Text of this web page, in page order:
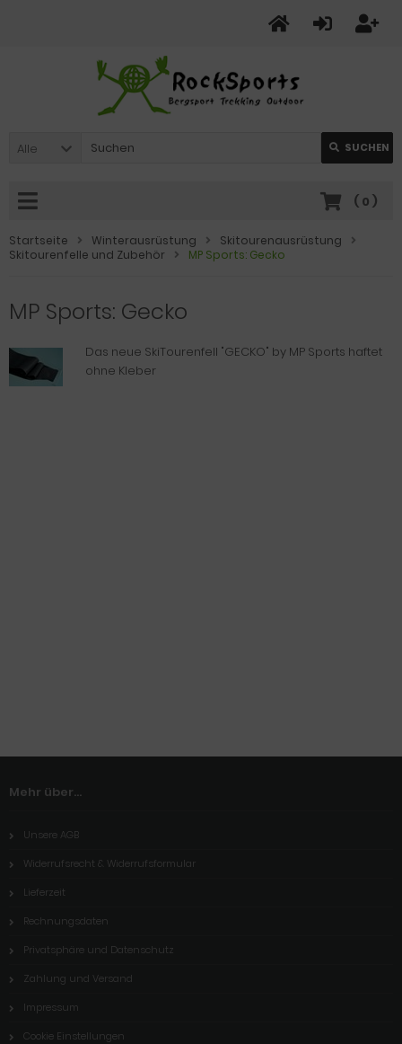
Alle SUCHEN
( 0 )
Startseite Winterausrüstung
Skitourenausrüstung
Skitourenfelle und Zubehör
MP Sports: Gecko
MP Sports: Gecko
Das neue SkiTourenfell "GECKO" by MP Sports haftet
ohne Kleber
Mehr über...
Unsere AGB
Widerrufsrecht & Widerrufsformular
Lieferzeit
Rechnungsdaten
Privatsphäre und Datenschutz
Zahlung und Versand
Impressum
Cookie Einstellungen